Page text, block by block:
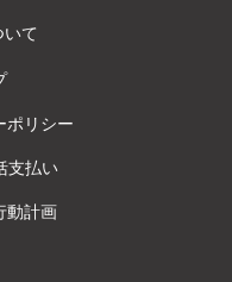
て
ポリシー
支払い
動計画